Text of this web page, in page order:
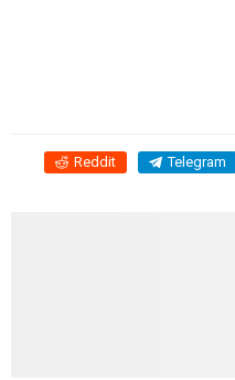
Reddit Telegram